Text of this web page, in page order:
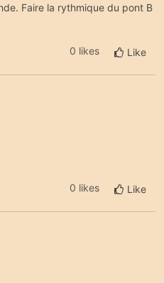
Faire la rythmique du pont B
0 likes Like
0 likes Like